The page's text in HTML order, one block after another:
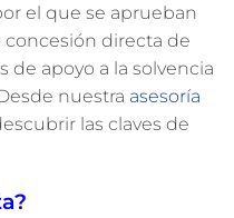
el que se aprueban
concesión directa de
de apoyo a la solvencia
nuestra asesoría
las claves de